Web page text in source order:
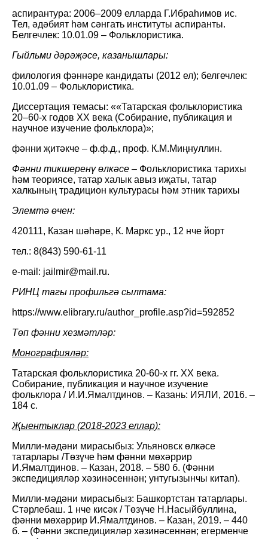
аспирантура: 2006–2009 елларда Г.Ибраһимов ис.
Тел, әдәбият һәм сәнгать институты аспиранты.
Белгечлек: 10.01.09 – Фольклористика.
Гыйльми дәрәҗәсе, казанышлары:
филология фәннәре кандидаты (2012 ел); белгечлек:
10.01.09 – Фольклористика.
Диссертация темасы: ««Татарская фольклористика
20–60-х годов XX века (Собирание, публикация и
научное изучение фольклора)»;
фәнни җитәкче – ф.ф.д., проф. К.М.Миңнуллин.
Фәнни тикшеренү өлкәсе – Фольклористика тарихы
һәм теориясе, татар халык авыз иҗаты, татар
халкының традицион культурасы һәм этник тарихы
Элемтә өчен:
420111, Казан шәһәре, К. Маркс ур., 12 нче йорт
тел.: 8(843) 590-61-11
e-mail: jailmir@mail.ru.
РИНЦ тагы профильгә сылтама:
https://www.elibrary.ru/author_profile.asp?id=592852
Төп фәнни хезмәтләр:
Монографияләр:
Татарская фольклористика 20-60-х гг. XX века.
Собирание, публикация и научное изучение
фольклора / И.И.Ямалтдинов. – Казань: ИЯЛИ, 2016. –
184 с.
Җыентыклар (2018-2023 еллар):
Милли-мәдәни мирасыбыз: Ульяновск өлкәсе
татарлары /Төзүче һәм фәнни мөхәррир
И.Ямалтдинов. – Казан, 2018. – 580 б. (Фәнни
экспедицияләр хәзинәсеннән; унтугызынчы китап).
Милли-мәдәни мирасыбыз: Башкортстан татарлары.
Стәрлебаш. 1 нче кисәк / Төзүче Н.Насыйбуллина,
фәнни мөхәррир И.Ямалтдинов. – Казан, 2019. – 440
б. – (Фәнни экспедицияләр хәзинәсеннән; егерменче